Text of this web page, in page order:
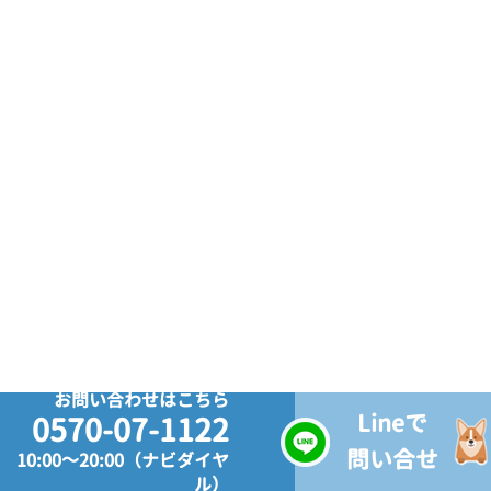
お問い合わせはこちら
0570-07-1122
10:00～20:00（ナビダイヤ
ル）
Lineで
問い合せ